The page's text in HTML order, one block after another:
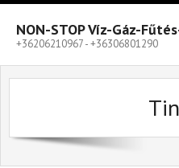
Skip
content
NON-STOP Víz-Gáz-
+36206210967 - +36306801290